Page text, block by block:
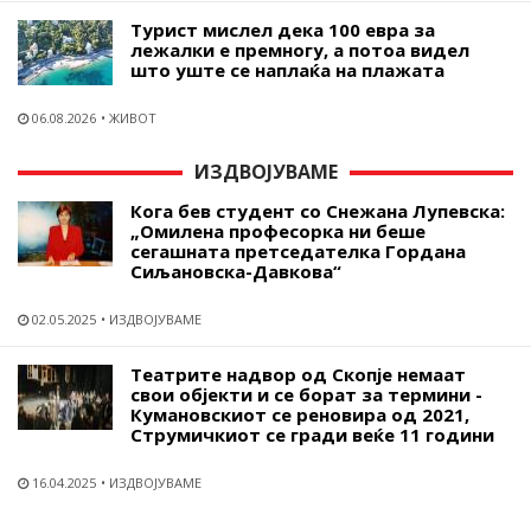
Турист мислел дека 100 евра за
лежалки е премногу, а потоа видел
што уште се наплаќа на плажата
06.08.2026 ЖИВОТ
ИЗДВОЈУВАМЕ
Кога бев студент со Снежана Лупевска:
„Омилена професорка ни беше
сегашната претседателка Гордана
Сиљановска-Давкова“
02.05.2025 ИЗДВОЈУВАМЕ
Театрите надвор од Скопје немаат
свои објекти и се борат за термини -
Кумановскиот се реновира од 2021,
Струмичкиот се гради веќе 11 години
16.04.2025 ИЗДВОЈУВАМЕ